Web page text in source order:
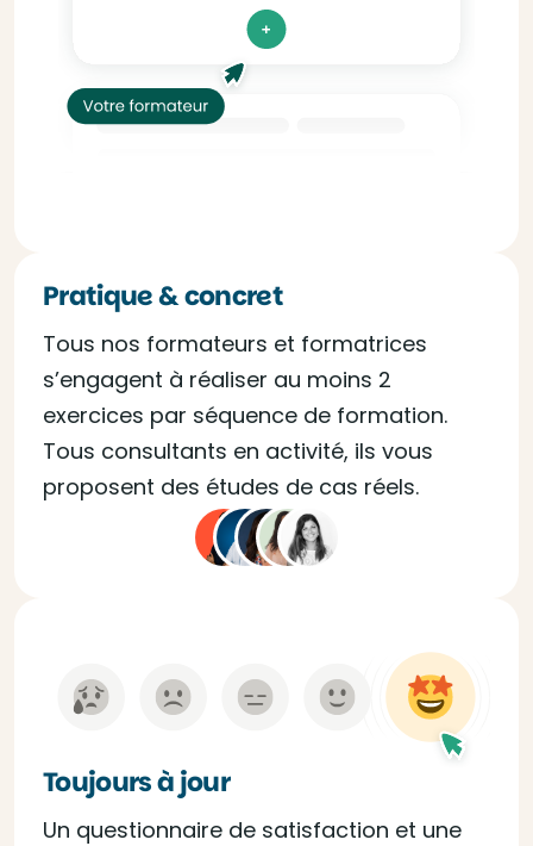
Pratique & concret
Tous nos formateurs et formatrices
s’engagent à réaliser au moins 2
exercices par séquence de formation.
Tous consultants en activité, ils vous
proposent des études de cas réels.
Toujours à jour
Un questionnaire de satisfaction et une